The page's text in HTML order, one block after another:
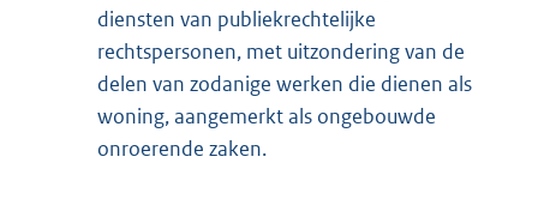
diensten van publiekrechtelijke
rechtspersonen, met uitzondering van de
delen van zodanige werken die dienen als
woning, aangemerkt als ongebouwde
onroerende zaken.